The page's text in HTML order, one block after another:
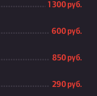
1 300 руб.
600 руб.
850 руб.
290 руб.